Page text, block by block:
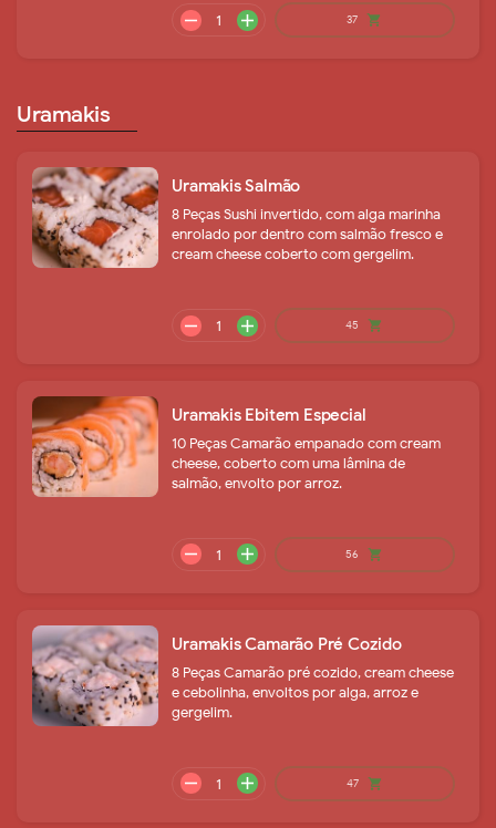
remove
remove add
Uramakis
Uramakis Salmão
8 Peças Sushi invertido, com alga marinha
enrolado por dentro com salmão fresco e
cream cheese coberto com gergelim.
Uramakis Ebitem Especial
10 Peças Camarão empanado com cream
cheese, coberto com uma lâmina de
salmão, envolto por arroz.
Uramakis Camarão Pré Cozido
8 Peças Camarão pré cozido, cream cheese
e cebolinha, envoltos por alga, arroz e
gergelim.